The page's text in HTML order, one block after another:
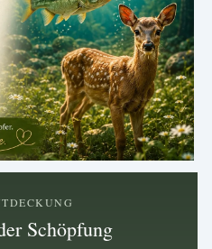
Schöpfung